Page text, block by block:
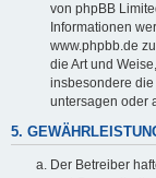
von phpBB
Informationen
www.phpbb.de
die Art und
insbesondere die
untersagen oder
5.
Der Betreiber